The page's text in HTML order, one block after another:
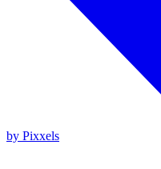
by Pixxels